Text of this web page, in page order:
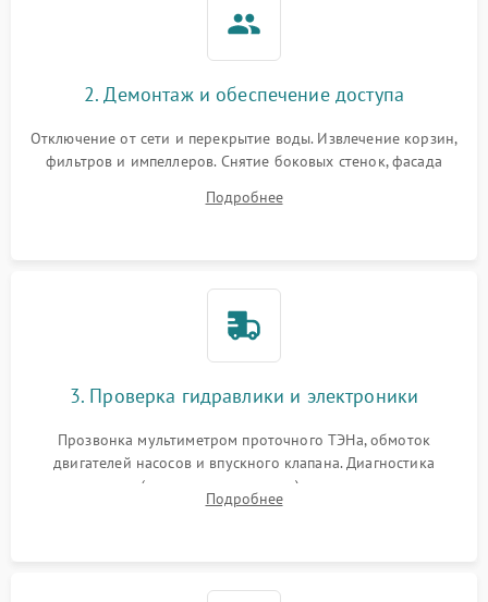
2. Демонтаж и обеспечение доступа
Отключение от сети и перекрытие воды. Извлечение корзин,
фильтров и импеллеров. Снятие боковых стенок, фасада
циркуляционному насосу, ТЭНу и сливной помпе.
Подробнее
3. Проверка гидравлики и электроники
Прозвонка мультиметром проточного ТЭНа, обмоток
двигателей насосов и впускного клапана. Диагностика
прессостата (датчика уровня воды), датчика мутности,
концевика дверцы и электронного модуля управления.
Подробнее